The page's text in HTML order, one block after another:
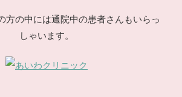
方の中には通院中の患者さんもいらっ
しゃいます。